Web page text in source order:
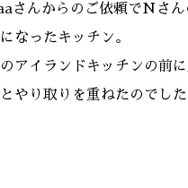
さんからのご依頼でNさ
になったキッチン。
アイランドキッチンの前
やり取りを重ねたのでし